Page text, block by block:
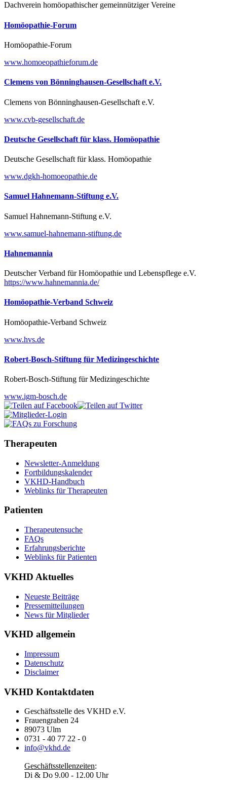
Dachverein homöopathischer gemeinnütziger Vereine
Homöopathie-Forum
Homöopathie-Forum
www.homoeopathieforum.de
Clemens von Bönninghausen-Gesellschaft e.V.
Clemens von Bönninghausen-Gesellschaft e.V.
www.cvb-gesellschaft.de
Deutsche Gesellschaft für klass. Homöopathie
Deutsche Gesellschaft für klass. Homöopathie
www.dgkh-homoeopathie.de
Samuel Hahnemann-Stiftung e.V.
Samuel Hahnemann-Stiftung e.V.
www.samuel-hahnemann-stiftung.de
Hahnemannia
Deutscher Verband für Homöopathie und Lebenspflege e.V.
https://www.hahnemannia.de/
Homöopathie-Verband Schweiz
Homöopathie-Verband Schweiz
www.hvs.de
Robert-Bosch-Stiftung für Medizingeschichte
Robert-Bosch-Stiftung für Medizingeschichte
www.igm-bosch.de
Therapeuten
Newsletter-Anmeldung
Fortbildungskalender
VKHD-Handbuch
Weblinks für Therapeuten
Patienten
Therapeutensuche
FAQs
Erfahrungsberichte
Weblinks für Patienten
VKHD Aktuelles
Neueste Beiträge
Pressemitteilungen
News für Mitglieder
VKHD allgemein
Impressum
Datenschutz
Disclaimer
VKHD Kontaktdaten
Geschäftsstelle des VKHD e.V.
Frauengraben 24
89073 Ulm
0731 - 40 77 22 - 0
info@vkhd.de
Geschäftsstellenzeiten:
Di & Do 9.00 - 12.00 Uhr